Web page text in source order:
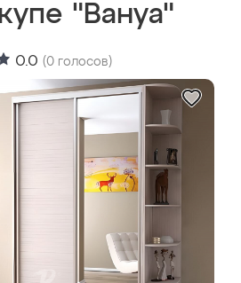
"Вануа"
0.0 (0 голосов)